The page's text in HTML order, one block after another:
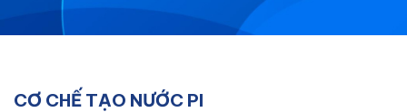
CƠ CHẾ TẠO NƯỚC PI